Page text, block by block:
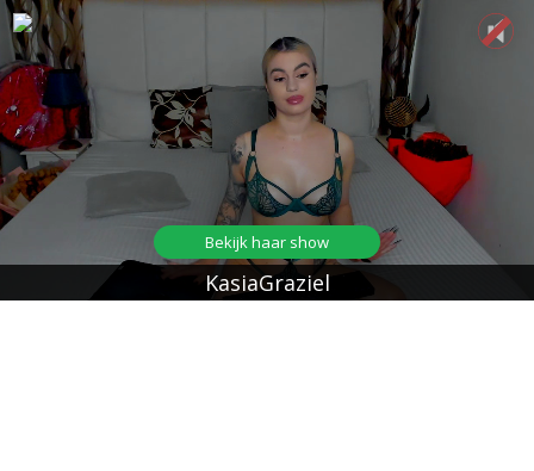
KasiaGraziel
Bekijk haar show